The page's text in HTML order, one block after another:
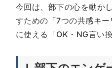
今回は、部下の心を動か
すための「7つの共感キ
に使える「OK・NG言い